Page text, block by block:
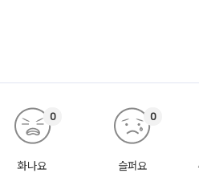
화나요
0
슬퍼요
0